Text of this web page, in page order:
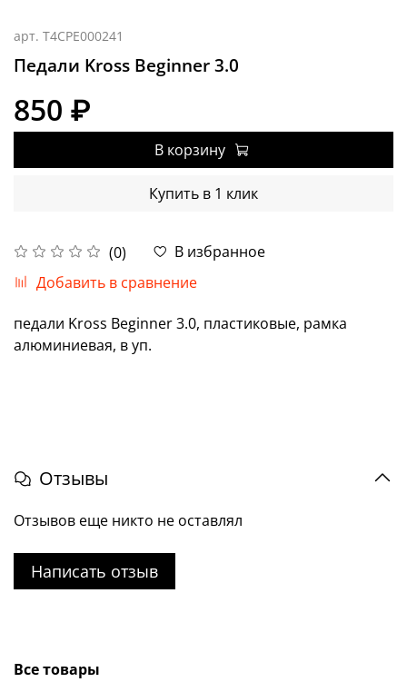
арт. T4CPE000241
Педали Kross Beginner 3.0
(0)
В избранное
Добавить в сравнение
850 ₽
В корзину
Купить в 1 клик
педали Kross Beginner 3.0, пластиковые, рамка
алюминиевая, в уп.
Отзывы
Отзывов еще никто не оставлял
Написать отзыв
Все товары